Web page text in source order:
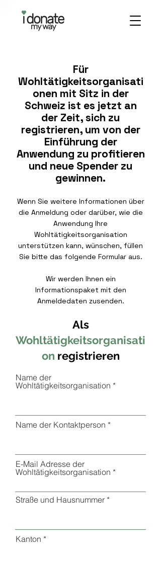
Für
Wohltätigkeitsorganisati
onen mit Sitz in der
Schweiz ist es jetzt an
der Zeit, sich zu
registrieren, um von der
Einführung der
Anwendung zu profitieren
und neue Spender zu
gewinnen.
Wenn Sie weitere Informationen über
die Anmeldung oder darüber, wie die
Anwendung Ihre
Wohltätigkeitsorganisation
unterstützen kann, wünschen, füllen
Sie bitte das folgende Formular aus.
Wir werden Ihnen ein
Informationspaket mit den
Anmeldedaten zusenden.
Als
Wohltätigkeitsorganisati
on registrieren
Name der
Wohltätigkeitsorganisation
Name der Kontaktperson
E-Mail Adresse der
Wohltätigkeitsorganisation
Straße und Hausnummer
Kanton